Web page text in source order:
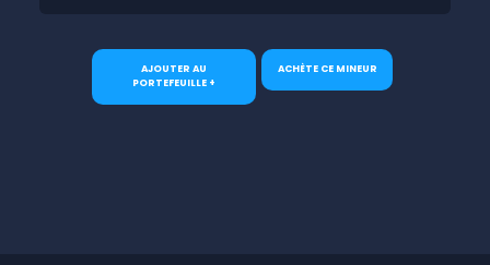
AJOUTER AU
PORTEFEUILLE +
ACHÈTE CE MINEUR